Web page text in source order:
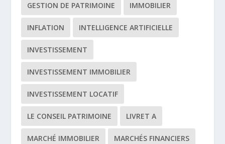
GESTION DE PATRIMOINE IMMOBILIER
INFLATION INTELLIGENCE ARTIFICIELLE
INVESTISSEMENT
INVESTISSEMENT IMMOBILIER
INVESTISSEMENT LOCATIF
LE CONSEIL PATRIMOINE LIVRET A
MARCHÉ IMMOBILIER MARCHÉS FINANCIERS